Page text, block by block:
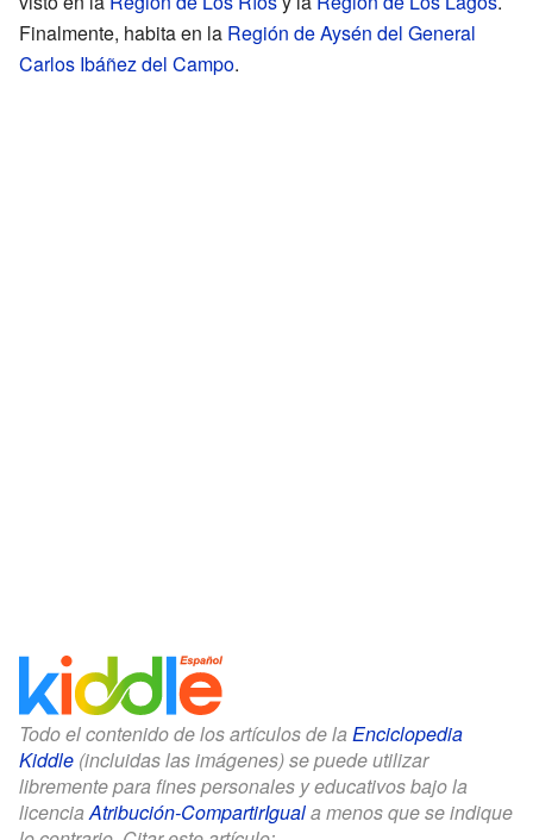
Finalmente, habita en la Región de Aysén del General
Carlos Ibáñez del Campo.
Todo el contenido de los artículos de la Enciclopedia
Kiddle (incluidas las imágenes) se puede utilizar
libremente para fines personales y educativos bajo la
licenciaAtribución-CompartirIguala menos que se indique